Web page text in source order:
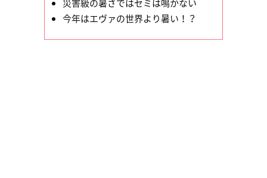
災害級の暑さではセミは鳴かない
今年はエヴァの世界より暑い！？